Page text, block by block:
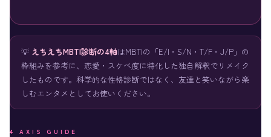
💡 えちえちMBTI診断の4軸はMBTIの「E/I・S/N・T/F・J/P」の
枠組みを参考に、恋愛・スケベ度に特化した独自解釈でリメイク
したものです。科学的な性格診断ではなく、友達と笑いながら楽
しむエンタメとしてお使いください。
4 AXIS GUIDE